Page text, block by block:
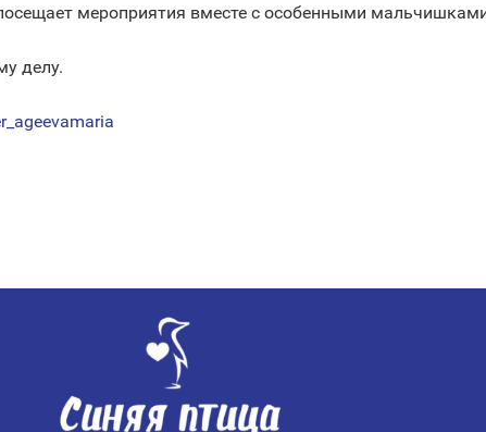
мероприятия вместе с особенными
делу.